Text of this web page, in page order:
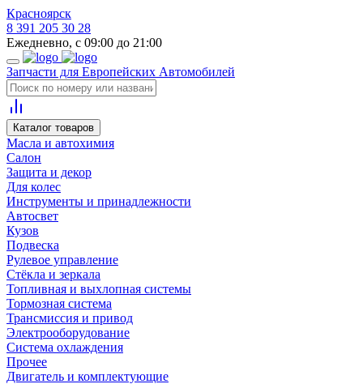
Красноярск
8 391 205 30 28
Ежедневно, с 09:00 до 21:00
Запчасти для Европейских Автомобилей
Каталог товаров
Масла и автохимия
Салон
Защита и декор
Для колес
Инструменты и принадлежности
Автосвет
Кузов
Подвеска
Рулевое управление
Стёкла и зеркала
Топливная и выхлопная системы
Тормозная система
Трансмиссия и привод
Электрооборудование
Система охлаждения
Прочее
Двигатель и комплектующие